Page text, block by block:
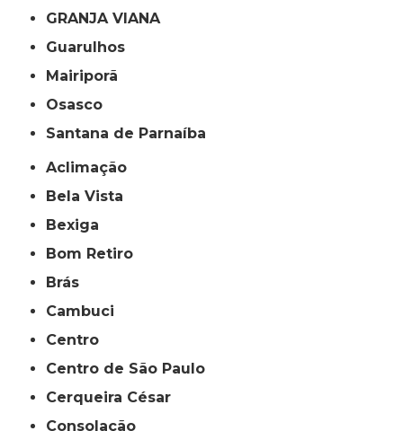
GRANJA VIANA
Guarulhos
Mairiporã
Osasco
Santana de Parnaíba
Aclimação
Bela Vista
Bexiga
Bom Retiro
Brás
Cambuci
Centro
Centro de São Paulo
Cerqueira César
Consolação